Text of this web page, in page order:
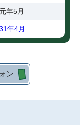
年5月
年4月
ン